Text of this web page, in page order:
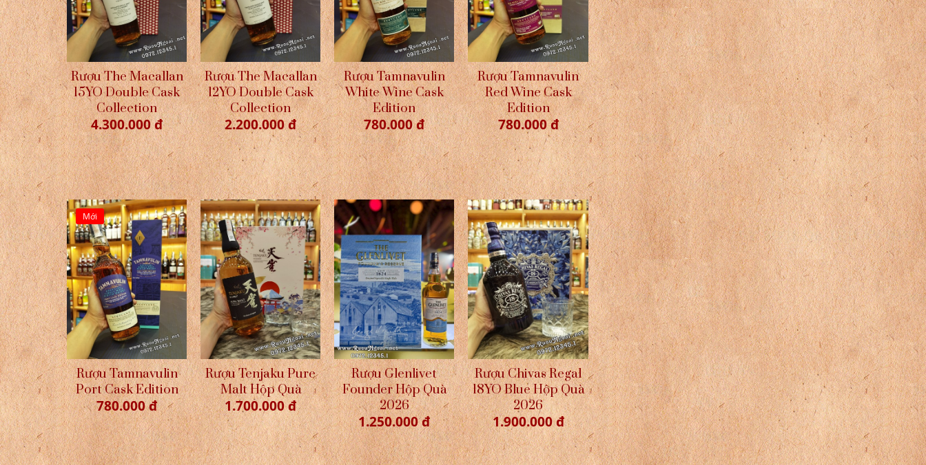
Rượu The Macallan
15YO Double Cask
Collection
4.300.000 đ
Rượu The Macallan
12YO Double Cask
Collection
2.200.000 đ
Rượu Tamnavulin
White Wine Cask
Edition
780.000 đ
Rượu Tamnavulin
Red Wine Cask
Edition
780.000 đ
Mới
Rượu Tamnavulin
Port Cask Edition
780.000 đ
Rượu Tenjaku Pure
Malt Hộp Quà
1.700.000 đ
Rượu Glenlivet
Founder Hộp Quà
2026
1.250.000 đ
Rượu Chivas Regal
18YO Blue Hộp Quà
2026
1.900.000 đ